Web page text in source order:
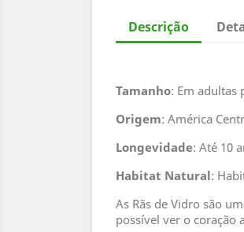
Descrição
Tamanho: Em adultas
Origem: América
Longevidade: Até 10
Habitat Natural:
As Rãs de Vidro são
possível ver o coração